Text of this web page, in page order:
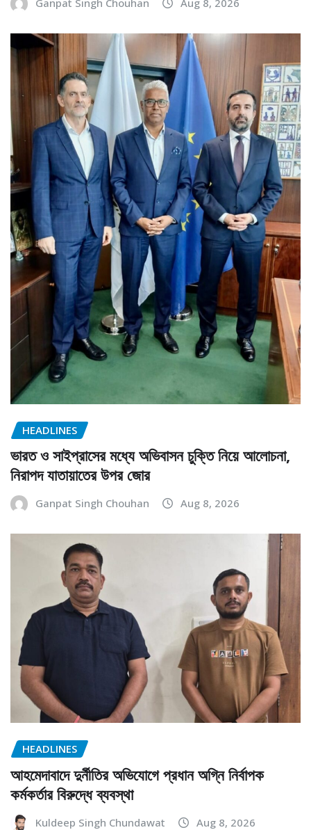
HEADLINES
ভারত ও সাইপ্রাসের মধ্যে অভিবাসন চুক্তি নিয়ে আলোচনা,
নিরাপদ যাতায়াতের উপর জোর
Ganpat Singh Chouhan Aug 8, 2026
HEADLINES
আহমেদাবাদে দুর্নীতির অভিযোগে প্রধান অগ্নি নির্বাপক
কর্মকর্তার বিরুদ্ধে ব্যবস্থা
Kuldeep Singh Chundawat Aug 8, 2026